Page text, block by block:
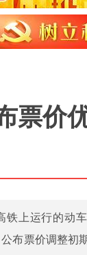
票价
铁上运行的动
布票价调整初